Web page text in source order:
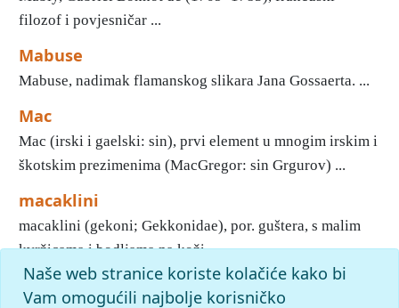
filozof i povjesničar ...
Mabuse
Mabuse, nadimak flamanskog slikara Jana Gossaerta. ...
Mac
Mac (irski i gaelski: sin), prvi element u mnogim irskim i
škotskim prezimenima (MacGregor: sin Grgurov) ...
macaklini
macaklini (gekoni; Gekkonidae), por. guštera, s malim
kvržicama i bodljama na koži ...
1 2 3 4 5 6 7 8 9 10 » Kraj
Naše web stranice koriste kolačiće kako bi
Vam omogućili najbolje korisničko